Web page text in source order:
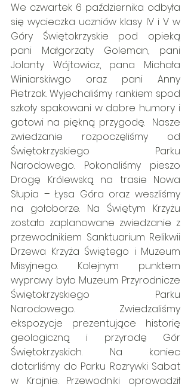
We czwartek 6 października odbyła
się wycieczka uczniów klasy IV i V w
Góry Świętokrzyskie pod opieką
pani Małgorzaty Goleman, pani
Jolanty Wójtowicz, pana Michała
Winiarskiwgo oraz pani Anny
Pietrzak. Wyjechaliśmy rankiem spod
szkoły spakowani w dobre humory i
gotowi na piękną przygodę.  Nasze
zwiedzanie rozpoczęliśmy od
Świętokrzyskiego Parku
Narodowego. Pokonaliśmy pieszo
Drogę Królewską na trasie Nowa
Słupia – Łysa Góra oraz weszliśmy
na gołoborze. Na Świętym Krzyżu
zostało zaplanowane zwiedzanie z
przewodnikiem Sanktuarium Relikwii
Drzewa Krzyża Świętego i Muzeum
Misyjnego. Kolejnym punktem
wyprawy było Muzeum Przyrodnicze
Świętokrzyskiego Parku
Narodowego. Zwiedzaliśmy
ekspozycje prezentujące historię
geologiczną i przyrodę Gór
Świętokrzyskich. Na koniec
dotarliśmy do Parku Rozrywki Sabat
w Krajnie. Przewodniki oprowadził